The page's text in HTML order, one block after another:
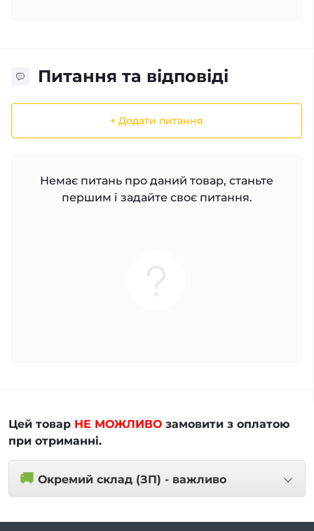
Питання та відповіді
+ Додати питання
Немає питань про даний товар, станьте
першим і задайте своє питання.
Цей товар НЕ МОЖЛИВО замовити з оплатою
при отриманні.
🚚 Окремий склад (ЗП) - важливо